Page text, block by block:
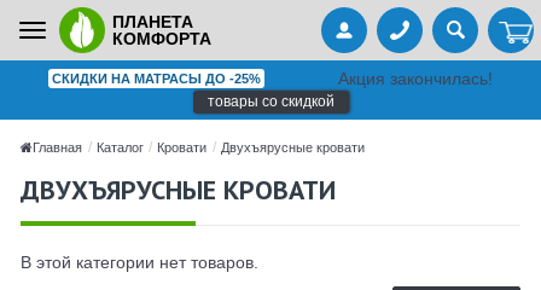
Toggle
navigation
ПЛАНЕТА
КОМФОРТА
СКИДКИ НА МАТРАСЫ ДО -25% Акция закончилась!
товары со скидкой
Главная Каталог Кровати Двухъярусные кровати
ДВУХЪЯРУСНЫЕ КРОВАТИ
В этой категории нет товаров.